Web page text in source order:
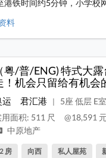
铁时间约5分钟，小学校
料
（粤/普/ENG) 特式大
！机会只留给有机会
运 君汇港 |
5座 低层 E室
用面积: 511 尺
@18,591
中原地产
2 房 向西 私人屋苑